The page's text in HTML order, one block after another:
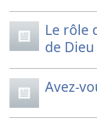
Le rôle
de Dieu
Avez-